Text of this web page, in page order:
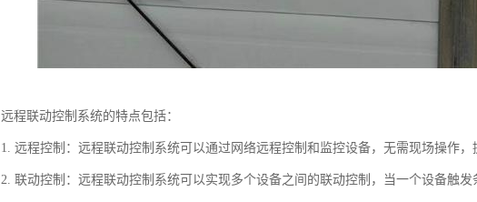
远程联动控制系统的特点包括：
1. 远程控制：远程联动控制系统可以通过网络远程控制和监控设备，无需现场操作，
2. 联动控制：远程联动控制系统可以实现多个设备之间的联动控制，当一个设备触